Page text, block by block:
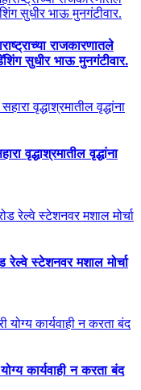
राजकारणातले
सुधीर भाऊ मुनगंटीवार.
वृद्धाश्रमातील वृद्धांना
रेल्वे स्टेशनवर मशाल मोर्चा
कार्यवाही न करता बंद